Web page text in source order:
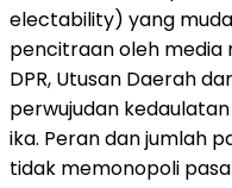
electability) yang
pencitraan oleh media
DPR, Utusan Daerah
perwujudan
ika. Peran dan jumlah
tidak memonopoli